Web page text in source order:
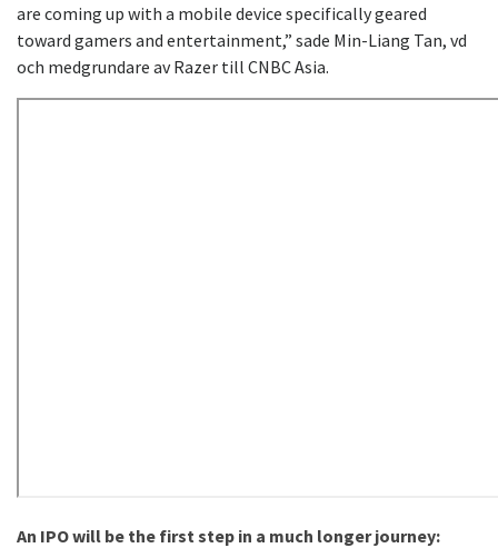
are coming up with a mobile device specifically geared
toward gamers and entertainment,” sade Min-Liang Tan, vd
och medgrundare av Razer till CNBC Asia.
An IPO will be the first step in a much longer journey: